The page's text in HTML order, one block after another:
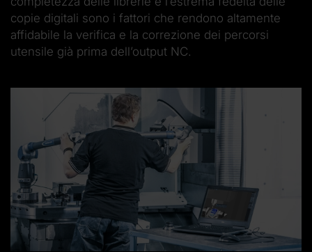
copie digitali sono i fattori che rendono altamente
affidabile la verifica e la correzione dei percorsi
utensile già prima dell’output NC.